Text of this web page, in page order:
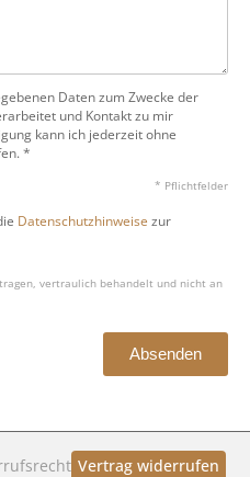
Vertrag widerrufen
Daten zum Zwecke der
und Kontakt zu mir
kann ich jederzeit ohne
*
* Pflichtfelder
Datenschutzhinweise zur
vertraulich behandelt und nicht an
Absenden